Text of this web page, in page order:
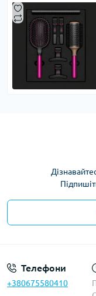
Телефони
+380675580410